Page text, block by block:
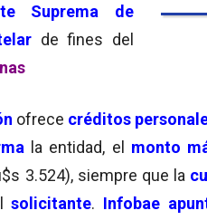
Suprema de
de fines del
ofrece créditos
la entidad, el monto
3.524), siempre que la
solicitante. Infobae